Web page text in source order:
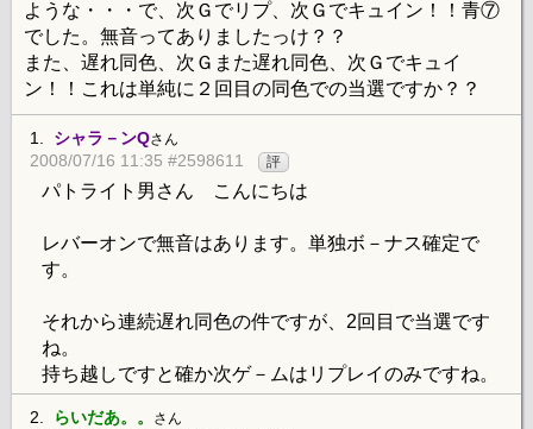
ような・・・で、次Ｇでリプ、次Ｇでキュイン！！青⑦
でした。無音ってありましたっけ？？
また、遅れ同色、次Ｇまた遅れ同色、次Ｇでキュイ
ン！！これは単純に２回目の同色での当選ですか？？
1. シャラ－ンQさん
2008/07/16 11:35 #2598611 評
パトライト男さん こんにちは
レバーオンで無音はあります。単独ボ－ナス確定で
す。
それから連続遅れ同色の件ですが、2回目で当選です
ね。
持ち越しですと確か次ゲ－ムはリプレイのみですね。
2. らいだあ。。 さん